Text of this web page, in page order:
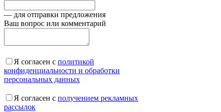
— для отправки предложения
Ваш вопрос или комментарий
Я согласен с политикой
конфиденциальности и обработки
персональных данных
Я согласен с получением рекламных
рассылок